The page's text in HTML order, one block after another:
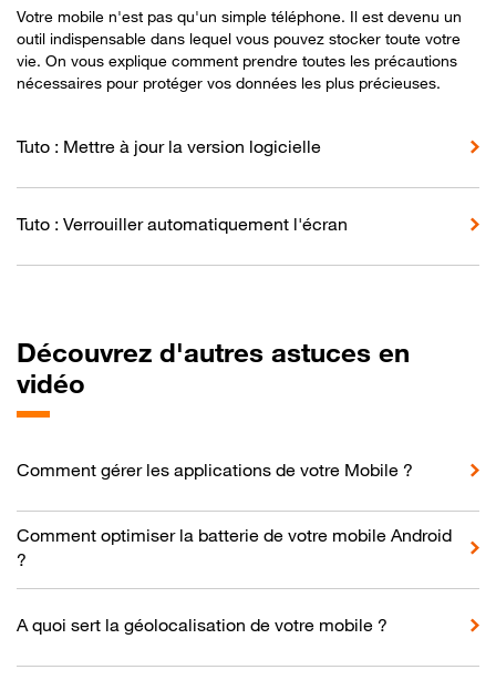
Votre mobile n'est pas qu'un simple téléphone. Il est devenu un
outil indispensable dans lequel vous pouvez stocker toute votre
vie. On vous explique comment prendre toutes les précautions
nécessaires pour protéger vos données les plus précieuses.
Tuto : Mettre à jour la version logicielle
Tuto : Verrouiller automatiquement l'écran
Découvrez d'autres astuces en
vidéo
Comment gérer les applications de votre Mobile ?
Comment optimiser la batterie de votre mobile Android
?
A quoi sert la géolocalisation de votre mobile ?